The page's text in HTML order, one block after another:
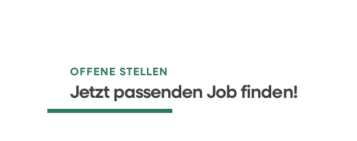
OFFENE STELLEN
Jetzt passenden Job finden!